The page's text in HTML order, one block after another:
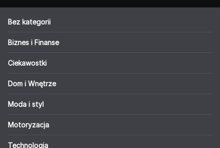
Bez kategorii
Biznes i Finanse
Ciekawostki
Dom i Wnętrze
Moda i styl
Motoryzacja
Technologia